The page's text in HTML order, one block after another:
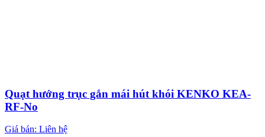
Quạt hướng trục gắn mái hút khói KENKO KEA-
RF-No
Giá bán: Liên hệ